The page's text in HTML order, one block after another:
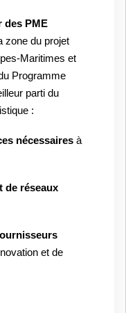
des PME
zone du projet
Maritimes et
Programme
parti du
:
nécessaires à
de réseaux
et de